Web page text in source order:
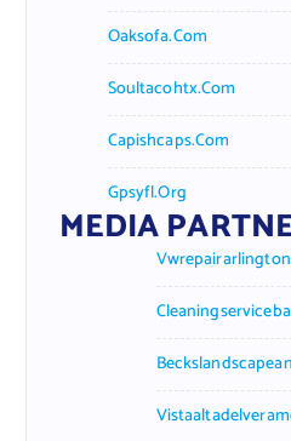
Oaksofa.com
Soultacohtx.com
Capishcaps.com
Gpsyfl.org
MEDIA